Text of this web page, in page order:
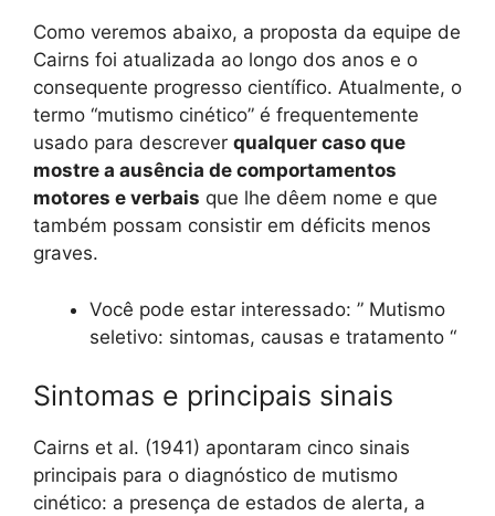
Como veremos abaixo, a proposta da equipe de
Cairns foi atualizada ao longo dos anos e o
consequente progresso científico. Atualmente, o
termo “mutismo cinético” é frequentemente
usado para descrever qualquer caso que
mostre a ausência de comportamentos
motores e verbais que lhe dêem nome e que
também possam consistir em déficits menos
graves.
Você pode estar interessado: ” Mutismo
seletivo: sintomas, causas e tratamento “
Sintomas e principais sinais
Cairns et al. (1941) apontaram cinco sinais
principais para o diagnóstico de mutismo
cinético: a presença de estados de alerta, a